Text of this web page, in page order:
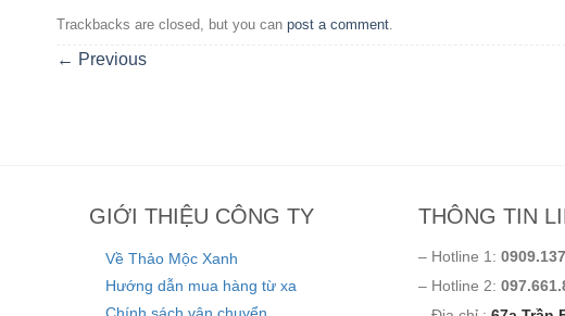
Trackbacks are closed, but you can post a comment.
← Previous
GIỚI THIỆU CÔNG TY
Về Thảo Mộc Xanh
Hướng dẫn mua hàng từ xa
THÔNG TIN
– Hotline 1:
– Hotline 2: